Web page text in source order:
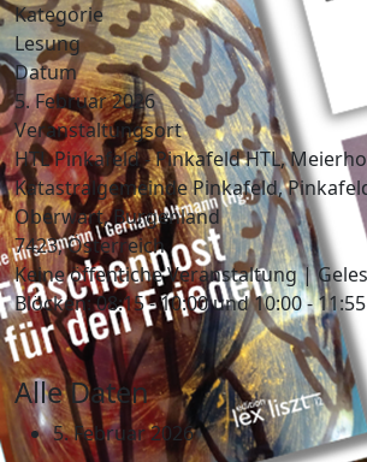
Kategorie
Lesung
Datum
5. Februar 2026
Veranstaltungsort
HTL Pinkafeld - Pinkafeld HTL,
Katastralgemeinde Pinkafeld,
Oberwart, Burgenland
7423, Österreich
Keine öffentiche Veranstaltung |
Blöcken: 08:15 - 10:00 und 10:00 - 11:55
Alle Daten
5. Februar 2026